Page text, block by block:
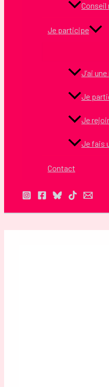
Conseil
Je participe
J’ai
Je
Je
Je fais
Contact